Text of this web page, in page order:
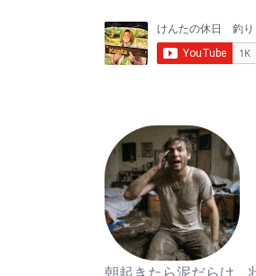
朝起きたら泥だらけ。